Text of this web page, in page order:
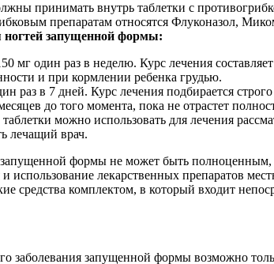
принимать внутрь таблетки с
препаратам относятся Флуконазол,
ногтей запущенной формы:
мг один раз в неделю. Курс лечения
и при кормлении ребенка грудью.
раз в 7 дней. Курс лечения подбирается
до того момента, пока не отрастет
таблетки можно использовать для лечения
лечащий врач.
формы не может быть полноценным,
и использование лекарственных препаратов
средства комплектом, в который входит
заболевания запущенной формы возможно